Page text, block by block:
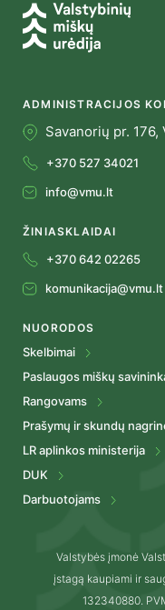
ADMINISTRACIJOS
Savanorių pr. 176,
+370 527 34021
info@vmu.lt
ŽINIASKLAIDAI
+370 642 02265
komunikacija@vmu.lt
NUORODOS
Skelbimai
Paslaugos miškų
Rangovams
Prašymų ir skundų
LR aplinkos ministerija
DUK
Darbuotojams
Valstybės įmonė
įstagą kaupiami ir
132340880.